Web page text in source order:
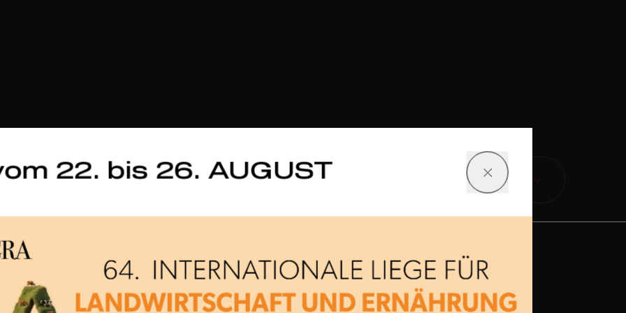
Gewichtsklasse Unabhängiges Hydrauliksystem Neu
22. bis 26. AUGUST